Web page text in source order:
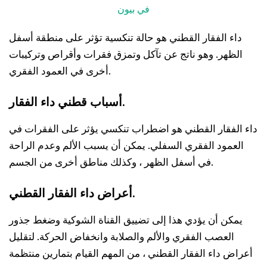
في بيون
داء الفقار القطني هو حالة تنكسية تؤثر على منطقة أسفل
الظهر. وهو ناتج عن تآكل وتمزق فقرات وأقراص وتركيبات
أخرى في العمود الفقري.
أسباب قطني داء الفقار.
داء الفقار القطني هو اضطراب تنكسي يؤثر على الفقرات في
العمود الفقري السفلي. يمكن أن يسبب الألم وعدم الراحة
في أسفل الظهر ، وكذلك مناطق أخرى من الجسم.
أعراض داء الفقار القطني.
يمكن أن يؤدي هذا إلى تضييق القناة الشوكية وضغط جذور
العصب الفقري والألم والصلابة وانخفاض الحركة. لتقليل
أعراض داء الفقار القطني ، من المهم القيام بتمارين منتظمة